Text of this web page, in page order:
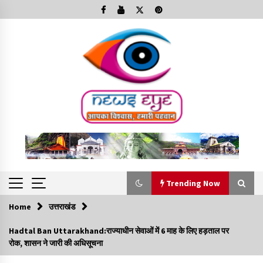
to
Trending Now
Trending Now
Minorities Rights Day : विश्व अल्पसंख्यक अधिकार दिवस
कार्यक्रम में शामिल हुए सीएम,आधुनिक मदरसों का नाम अब्दुल कलाम के नाम
Home उत्तराखंड
Hadtal Ban Uttarakhand:राज्याधीन सेवाओं में 6 माह के लिए हड़ताल पर
रोक, शासन ने जारी की अधिसूचना